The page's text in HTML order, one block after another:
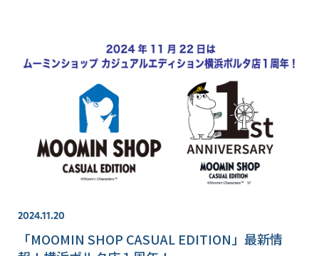
2024.11.20
「MOOMIN SHOP CASUAL EDITION」最新情